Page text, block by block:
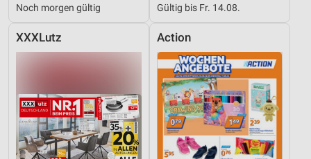
Noch morgen gültig Gültig bis Fr. 14.08.
XXXLutz Action
Verwendung genauer Standortdaten
Geräte anhand von aktiv angeforderten
Informationen identifizieren